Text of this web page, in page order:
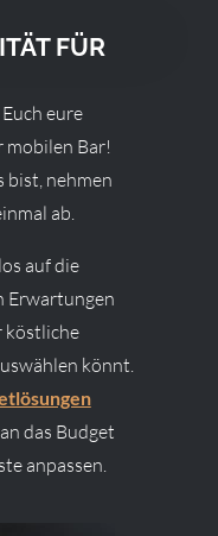
FÜR
eure
mobilen Bar!
bist, nehmen
ab.
auf die
Erwartungen
köstliche
könnt.
das Budget
anpassen.